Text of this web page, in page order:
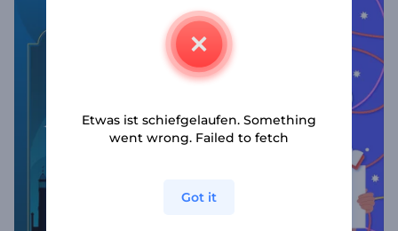
Etwas ist schiefgelaufen. Something
went wrong. Failed to fetch
Got it